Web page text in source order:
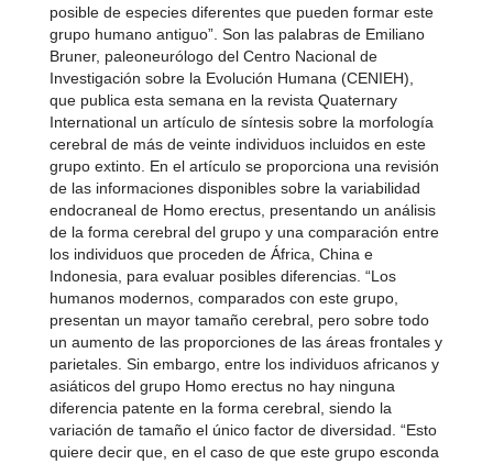
posible de especies diferentes que pueden formar este
grupo humano antiguo”. Son las palabras de Emiliano
Bruner, paleoneurólogo del Centro Nacional de
Investigación sobre la Evolución Humana (CENIEH),
que publica esta semana en la revista Quaternary
International un artículo de síntesis sobre la morfología
cerebral de más de veinte individuos incluidos en este
grupo extinto. En el artículo se proporciona una revisión
de las informaciones disponibles sobre la variabilidad
endocraneal de Homo erectus, presentando un análisis
de la forma cerebral del grupo y una comparación entre
los individuos que proceden de África, China e
Indonesia, para evaluar posibles diferencias. “Los
humanos modernos, comparados con este grupo,
presentan un mayor tamaño cerebral, pero sobre todo
un aumento de las proporciones de las áreas frontales y
parietales. Sin embargo, entre los individuos africanos y
asiáticos del grupo Homo erectus no hay ninguna
diferencia patente en la forma cerebral, siendo la
variación de tamaño el único factor de diversidad. “Esto
quiere decir que, en el caso de que este grupo esconda